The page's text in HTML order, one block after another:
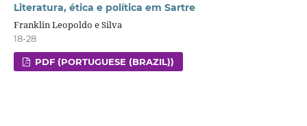
Literatura, ética e política em Sartre
Franklin Leopoldo e Silva
18-28
PDF (PORTUGUESE (BRAZIL))